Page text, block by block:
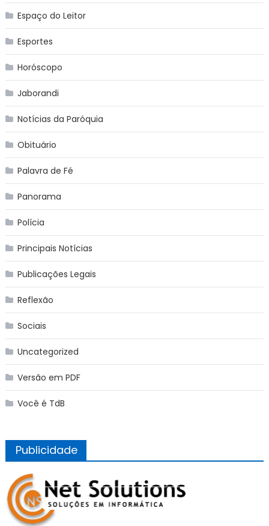
Espaço do Leitor
Esportes
Horóscopo
Jaborandi
Notícias da Paróquia
Obituário
Palavra de Fé
Panorama
Polícia
Principais Notícias
Publicações Legais
Reflexão
Sociais
Uncategorized
Versão em PDF
Você é TdB
Publicidade